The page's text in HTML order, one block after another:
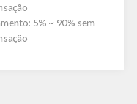
5% ~ 90% sem